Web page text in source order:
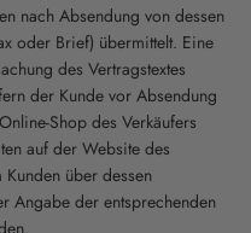
nach Absendung von dessen
oder Brief) übermittelt. Eine
des Vertragstextes
der Kunde vor Absendung
Shop des Verkäufers
auf der Website des
über dessen
Angabe der entsprechenden